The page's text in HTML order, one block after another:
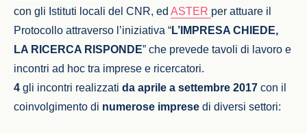
con gli Istituti locali del CNR, ed ASTER per attuare il
Protocollo attraverso l’iniziativa “L’IMPRESA CHIEDE,
LA RICERCA RISPONDE” che prevede tavoli di lavoro e
incontri ad hoc tra imprese e ricercatori.
4 gli incontri realizzati da aprile a settembre 2017 con il
coinvolgimento di numerose imprese di diversi settori: